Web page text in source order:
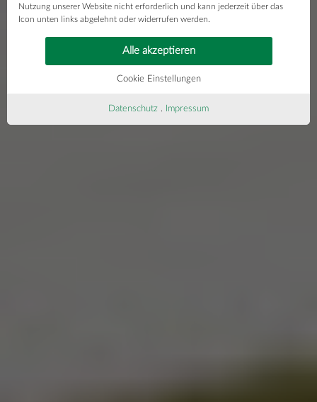
Nutzung unserer Website nicht erforderlich und kann jederzeit über das
Icon unten links abgelehnt oder widerrufen werden.
Cookie Einstellungen
Alle akzeptieren
Datenschutz Impressum